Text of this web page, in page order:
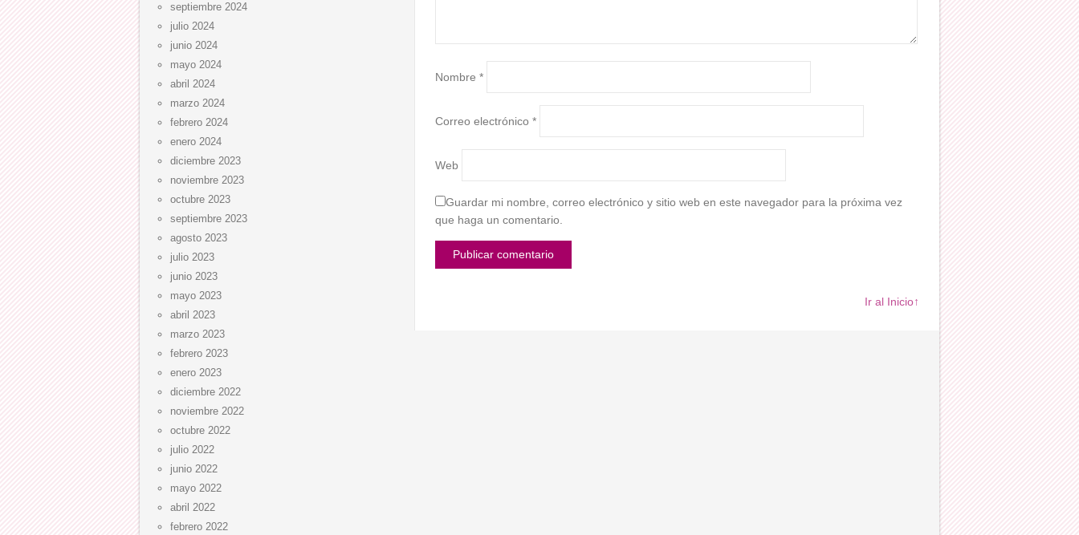
Nombre *
Correo electrónico *
Web
Guardar mi nombre, correo electrónico y sitio web en este navegador para la próxima vez
que haga un comentario.
Ir al Inicio↑
septiembre 2024
julio 2024
junio 2024
mayo 2024
abril 2024
marzo 2024
febrero 2024
enero 2024
diciembre 2023
noviembre 2023
octubre 2023
septiembre 2023
agosto 2023
julio 2023
junio 2023
mayo 2023
abril 2023
marzo 2023
febrero 2023
enero 2023
diciembre 2022
noviembre 2022
octubre 2022
julio 2022
junio 2022
mayo 2022
abril 2022
febrero 2022